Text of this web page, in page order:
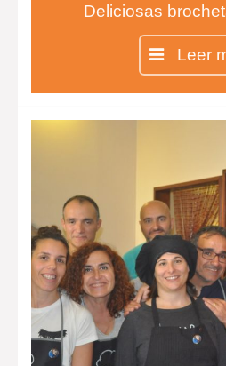
Deliciosas
cubiertas de
blanco. Los más
encantados de
sabor a chocolate.
degustar nuevos
que alegrarán
Leer